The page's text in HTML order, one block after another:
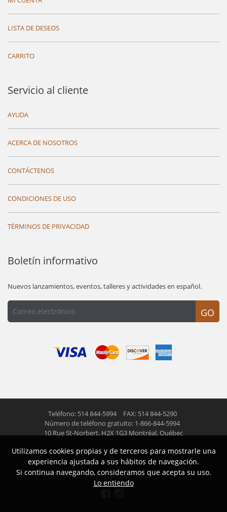
LISTA DE DESEOS
CARRITO
Servicio al cliente
AYUDA
ACERCA DE NOSOTROS
CONTÁCTENOS
CONDICIONES DE USO
TÉRMINOS DE PRIVACIDAD
Boletín informativo
Nuevos lanzamientos, eventos, talleres y actividades en español.
GO
Teléfono: 514 844-5994
FAX: 514 844-5290
Número de teléfono gratuito: 1-866-844-5994
10 Rue St-Norbert, H2X 1G3 Montréal, Québec
© 2026 Las Americas inc. Todos los derechos reservados
Siguenos
Utilizamos cookies propias y de terceros para mostrarle una
experiencia ajustada a sus hábitos de navegación.
Si continua navegando, consideramos que acepta su uso.
Lo entiendo